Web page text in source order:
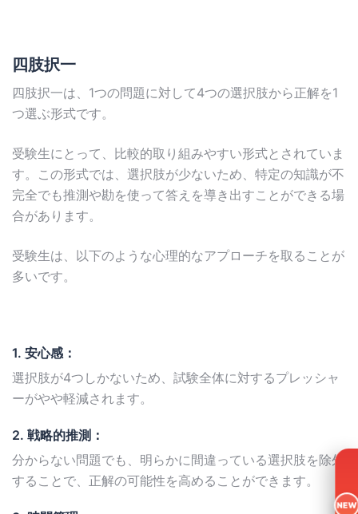
四肢択一
四肢択一は、1つの問題に対して4つの選択肢から正解を1
つ選ぶ形式です。
受験生にとって、比較的取り組みやすい形式とされていま
す。この形式では、選択肢が少ないため、特定の知識が不
完全でも推測や勘を使って答えを導き出すことができる場
合があります。
受験生は、以下のような心理的なアプローチを取ることが
多いです。
1. 安心感：
選択肢が4つしかないため、試験全体に対するプレッシャ
ーがやや軽減されます。
2. 戦略的推測：
分からない問題でも、明らかに間違っている選択肢を除外
することで、正解の可能性を高めることができます。
NEW